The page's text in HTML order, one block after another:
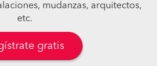
mudanzas, arquitectos,
etc.
gratis